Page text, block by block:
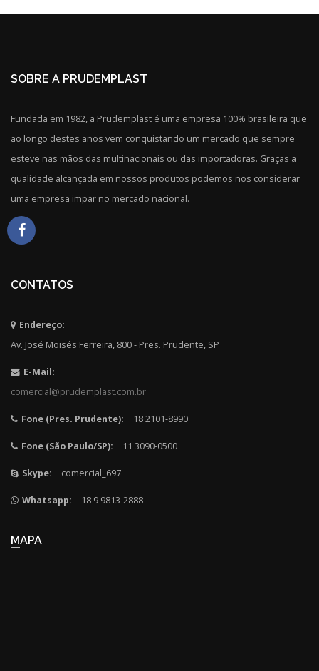
SOBRE A PRUDEMPLAST
Fundada em 1982, a Prudemplast é uma empresa 100% brasileira que
ao longo destes anos vem conquistando um mercado que sempre
esteve nas mãos das multinacionais ou das importadoras. Graças a
qualidade alcançada em nossos produtos podemos nos considerar
uma empresa impar no mercado nacional.
CONTATOS
Endereço:
Av. José Moisés Ferreira, 800 - Pres. Prudente, SP
E-Mail:
comercial@prudemplast.com.br
Fone (Pres. Prudente): 18 2101-8990
Fone (São Paulo/SP): 11 3090-0500
Skype: comercial_697
Whatsapp: 18 9 9813-2888
MAPA